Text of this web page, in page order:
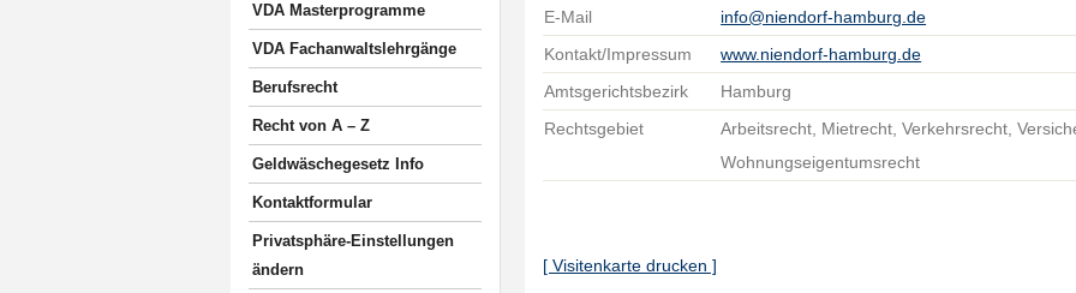
VDA Masterprogramme
VDA Fachanwaltslehrgänge
Berufsrecht
Recht von A – Z
Geldwäschegesetz Info
Kontaktformular
Privatsphäre-Einstellungen
ändern
E-Mail
info@niendorf-hamburg.de
Kontakt/Impressum
www.niendorf-hamburg.de
Amtsgerichtsbezirk
Hamburg
Rechtsgebiet
Arbeitsrecht, Mietrecht, Verkehrsrecht,
Wohnungseigentumsrecht
[ Visitenkarte drucken ]